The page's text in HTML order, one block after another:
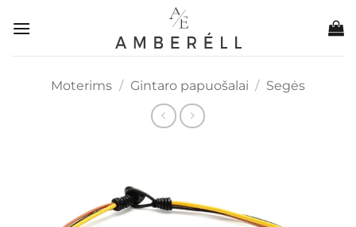
Moterims / Gintaro papuošalai / Segės